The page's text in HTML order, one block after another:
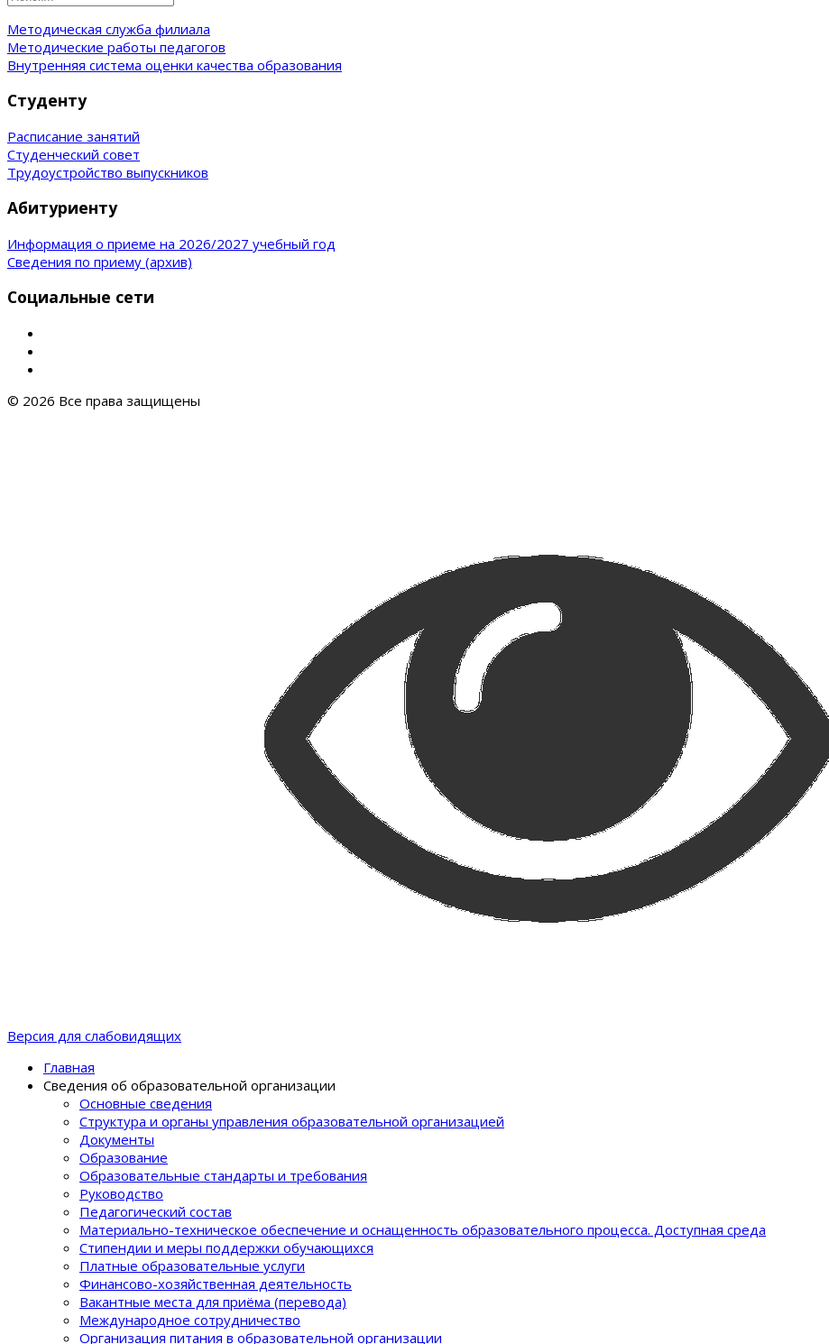
Методическая служба филиала
Методические работы педагогов
Внутренняя система оценки качества образования
Студенту
Расписание занятий
Студенческий совет
Трудоустройство выпускников
Абитуриенту
Информация о приеме на 2026/2027 учебный год
Сведения по приему (архив)
Социальные сети
© 2026 Все права защищены
Версия для слабовидящих
Главная
Сведения об образовательной организации
Основные сведения
Структура и органы управления образовательной организацией
Документы
Образование
Образовательные стандарты и требования
Руководство
Педагогический состав
Материально-техническое обеспечение и оснащенность образовательного процеcса. Доступная среда
Стипендии и меры поддержки обучающихся
Платные образовательные услуги
Финансово-хозяйственная деятельность
Вакантные места для приёма (перевода)
Международное сотрудничество
Организация питания в образовательной организации